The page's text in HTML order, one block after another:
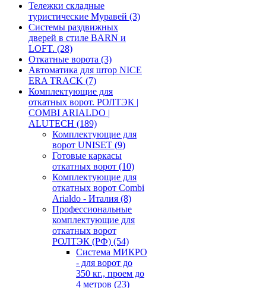
Тележки складные
туристические Муравей (3)
Системы раздвижных
дверей в стиле BARN и
LOFT. (28)
Откатные ворота (3)
Автоматика для штор NICE
ERA TRACK (7)
Комплектующие для
откатных ворот. РОЛТЭК |
COMBI ARIALDO |
ALUTECH (189)
Комплектующие для
ворот UNISET (9)
Готовые каркасы
откатных ворот (10)
Комплектующие для
откатных ворот Combi
Arialdo - Италия (8)
Профессиональные
комплектующие для
откатных ворот
РОЛТЭК (РФ) (54)
Система МИКРО
- для ворот до
350 кг., проем до
4 метров (23)